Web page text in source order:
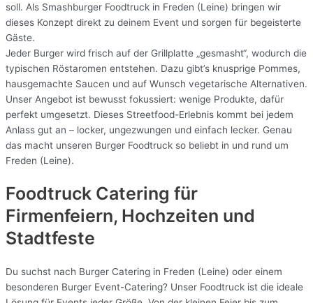
soll. Als Smashburger Foodtruck in Freden (Leine) bringen wir
dieses Konzept direkt zu deinem Event und sorgen für begeisterte
Gäste.
Jeder Burger wird frisch auf der Grillplatte „gesmasht“, wodurch die
typischen Röstaromen entstehen. Dazu gibt’s knusprige Pommes,
hausgemachte Saucen und auf Wunsch vegetarische Alternativen.
Unser Angebot ist bewusst fokussiert: wenige Produkte, dafür
perfekt umgesetzt. Dieses Streetfood-Erlebnis kommt bei jedem
Anlass gut an – locker, ungezwungen und einfach lecker. Genau
das macht unseren Burger Foodtruck so beliebt in und rund um
Freden (Leine).
Foodtruck Catering für
Firmenfeiern, Hochzeiten und
Stadtfeste
Du suchst nach Burger Catering in Freden (Leine) oder einem
besonderen Burger Event-Catering? Unser Foodtruck ist die ideale